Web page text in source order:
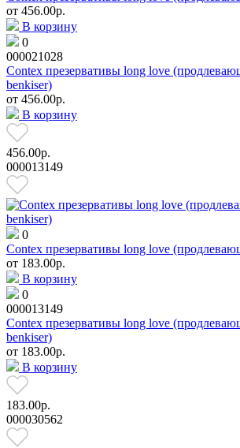
от 456.00р.
В корзину
0
000021028
Contex презервативы long love
benkiser)
от 456.00р.
В корзину
456.00р.
000013149
0
Contex презервативы long love
от 183.00р.
В корзину
0
000013149
Contex презервативы long love
benkiser)
от 183.00р.
В корзину
183.00р.
000030562